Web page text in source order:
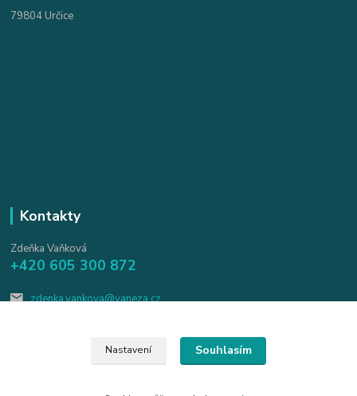
79804 Určice
Kontakty
Zdeňka Vaňková
+420 605 300 872
zdenka.vankova@vaneza.cz
Nastavení Souhlasím